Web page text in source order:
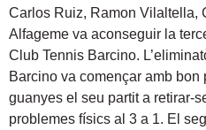
Carlos Ruiz, Ramon Vilaltella,
Alfageme va aconseguir la
Club Tennis Barcino.
Barcino va començar amb
guanyes el seu partit a retirar-
problemes físics al 3 a 1. El